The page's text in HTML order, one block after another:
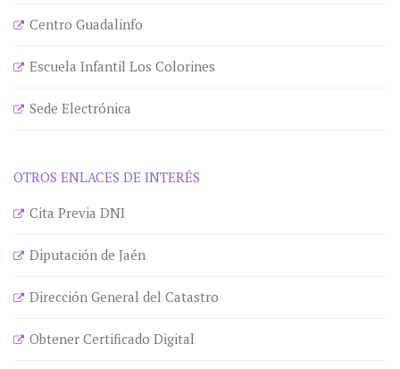
Centro Guadalinfo
Escuela Infantil Los Colorines
Sede Electrónica
OTROS ENLACES DE INTERÉS
Cita Previa DNI
Diputación de Jaén
Dirección General del Catastro
Obtener Certificado Digital